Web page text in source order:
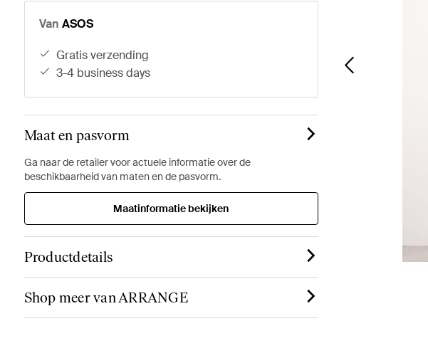
Van ASOS
gratis verzending
3-4 business days
Maat en pasvorm
Ga naar de retailer voor actuele informatie over de
beschikbaarheid van maten en de pasvorm.
Maatinformatie bekijken
Productdetails
Shop meer van ARRANGE